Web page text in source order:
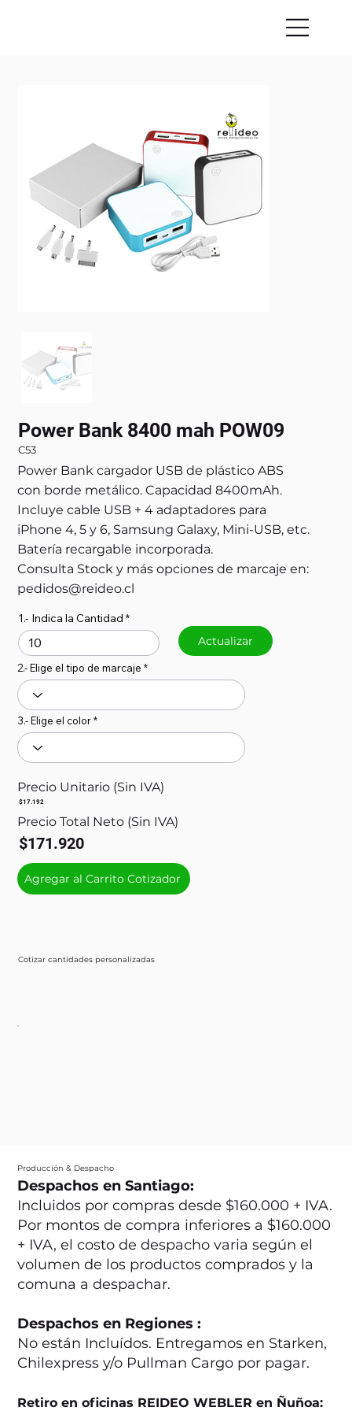
Power Bank 8400 mah POW09
C53
Power Bank cargador USB de plástico ABS
con borde metálico. Capacidad 8400mAh.
Incluye cable USB + 4 adaptadores para
iPhone 4, 5 y 6, Samsung Galaxy, Mini-USB, etc.
Batería recargable incorporada.
Consulta Stock y más opciones de marcaje en:
pedidos@reideo.cl
Cotizar cantidades personalizadas
1.- Indica la Cantidad
Actualizar
2.- Elige el tipo de marcaje
3.- Elige el color
Precio Unitario (Sin IVA)
$17.192
Precio Total Neto (Sin IVA)
$171.920
Agregar al Carrito Cotizador
Producción & Despacho
Despachos en Santiago:
Incluidos por compras desde $160.000 + IVA.
Por montos de compra inferiores a $160.000
+ IVA, el costo de despacho varia según el
volumen de los productos comprados y la
comuna a despachar.
Despachos en Regiones :
No están Incluídos. Entregamos en Starken,
Chilexpress y/o Pullman Cargo por pagar.
Retiro en oficinas REIDEO WEBLER en Ñuñoa: